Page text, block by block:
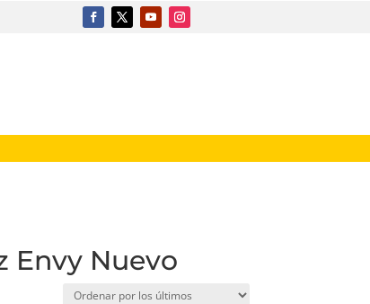
Envy Nuevo